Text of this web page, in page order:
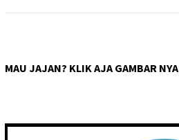
MAU JAJAN? KLIK AJA GAMBAR NYA